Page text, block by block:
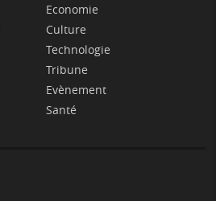
Economie
Culture
Technologie
Tribune
Evènement
Santé